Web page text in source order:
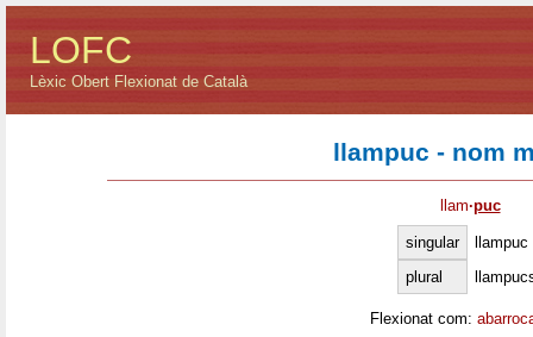
LOFC
Lèxic Obert Flexionat de Català
llampuc - nom
llam·puc
singular
llampuc
plural
Flexionat com: